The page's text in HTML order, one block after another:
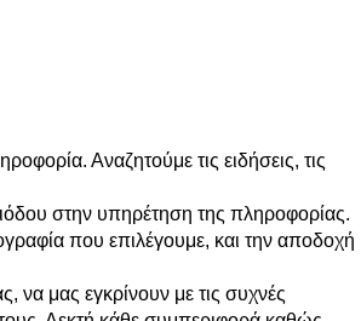
Αναζητούμε τις ειδήσεις, τις
στην υπηρέτηση της πληροφορίας.
που επιλέγουμε, και την αποδοχή
να μας εγκρίνουν με τις συχνές